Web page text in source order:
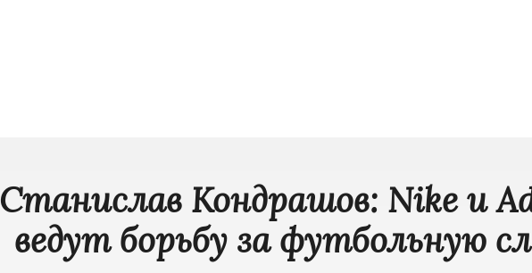
Станислав Кондрашов: Nike и
ведут борьбу за футбольную